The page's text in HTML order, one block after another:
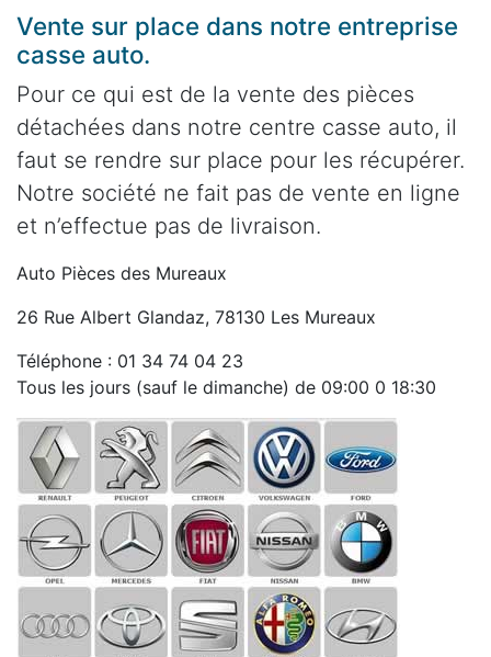
Vente sur place dans notre entreprise
casse auto.
Pour ce qui est de la vente des pièces
détachées dans notre centre casse auto, il
faut se rendre sur place pour les récupérer.
Notre société ne fait pas de vente en ligne
et n’effectue pas de livraison.
Auto Pièces des Mureaux
26 Rue Albert Glandaz, 78130 Les Mureaux
Téléphone : 01 34 74 04 23
Tous les jours (sauf le dimanche) de 09:00 0 18:30